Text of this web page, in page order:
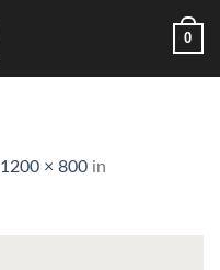
0
1200 × 800 in